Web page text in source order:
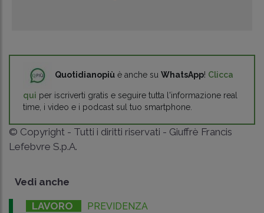
Quotidianopiù è anche su WhatsApp! Clicca
qui per iscriverti gratis e seguire tutta l'informazione real
time, i video e i podcast sul tuo smartphone.
© Copyright - Tutti i diritti riservati - Giuffrè Francis
Lefebvre S.p.A.
Vedi anche
LAVORO PREVIDENZA